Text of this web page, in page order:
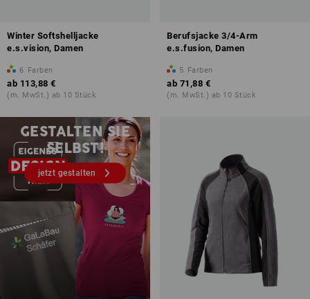
Winter Softshelljacke
e.s.vision, Damen
6 Farben
ab 113,88 €
(m. MwSt.) ab 10 Stück
Berufsjacke 3/4-Arm
e.s.fusion, Damen
5 Farben
ab 71,88 €
(m. MwSt.) ab 10 Stück
GESTALTEN SIE
SELBST!
jetzt gestalten